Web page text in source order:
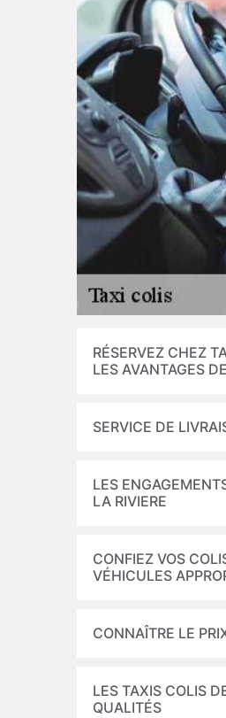
RÉSERVEZ CHEZ
LES AVANTAGES
SERVICE DE
LES
LA RIVIERE
CONFIEZ VOS
VÉHICULES
CONNAÎTRE LE
LES TAXIS COLIS
QUALITÉS